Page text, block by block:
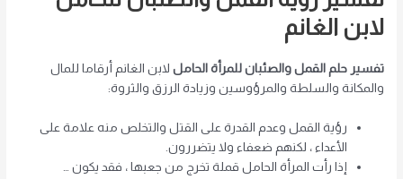
لابن الغانم
تفسير حلم القمل والصئبان للمرأة الحامل لابن الغانم أرقاما للمال
والمكانة والسلطة والمرؤوسين وزيادة الرزق والثروة:
رؤية القمل وعدم القدرة على القتل والتخلص منه علامة على
الأعداء ، لكنهم ضعفاء ولا يتضررون.
إذا رأت المرأة الحامل قملة تخرج من جعبها ، فقد يكون …